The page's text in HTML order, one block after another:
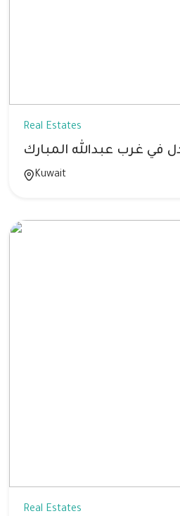
Real Estates
في غرب عبدالله المبارك
Kuwait
Real Estates